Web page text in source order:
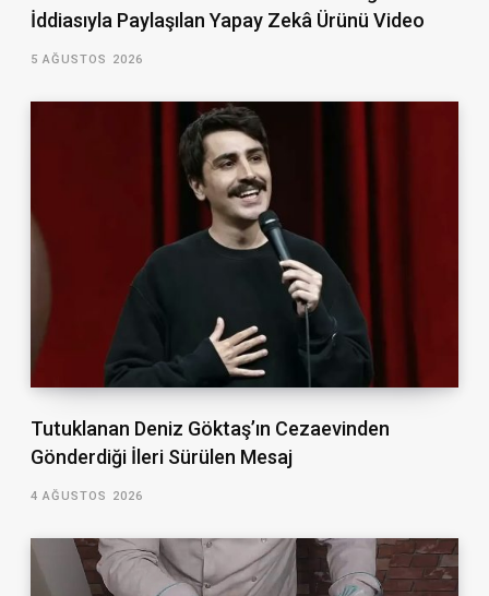
İddiasıyla Paylaşılan Yapay Zekâ Ürünü Video
5 AĞUSTOS 2026
Tutuklanan Deniz Göktaş’ın Cezaevinden
Gönderdiği İleri Sürülen Mesaj
4 AĞUSTOS 2026